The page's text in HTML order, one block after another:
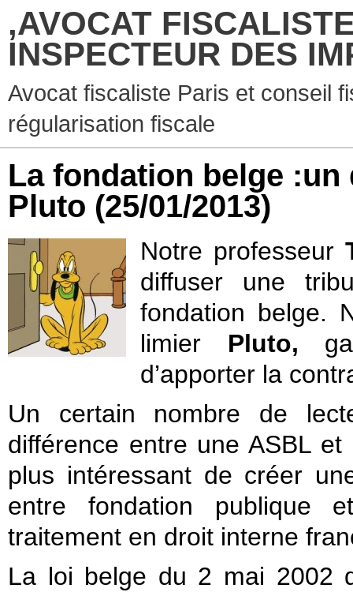
,AVOCAT
INSPECTEUR DES
Avocat fiscaliste Paris et conseil
régularisation fiscale
La fondation belge :un
Pluto (25/01/2013)
Notre professeur
diffuser une
fondation belge.
limier Pluto,
d’apporter la
Un certain nombre de
différence entre une ASBL
plus intéressant de créer
entre fondation publique
traitement en droit interne
La loi belge du 2 mai 2002